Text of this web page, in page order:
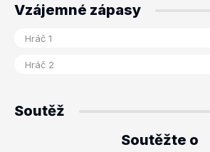
Vzájemné zápasy
Soutěž
Soutěžte o